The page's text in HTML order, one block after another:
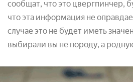
сообщат, что это цвергпинчер,
что эта информация не
случае это не будет иметь
выбирали вы не породу, а